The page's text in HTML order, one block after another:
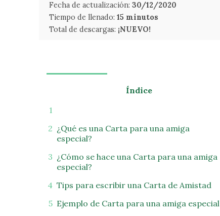
Fecha de actualización: 30/12/2020
Tiempo de llenado: 15 minutos
Total de descargas: ¡NUEVO!
Índice
¿Qué es una Carta para una amiga
especial?
¿Cómo se hace una Carta para una amiga
especial?
Tips para escribir una Carta de Amistad
Ejemplo de Carta para una amiga especial